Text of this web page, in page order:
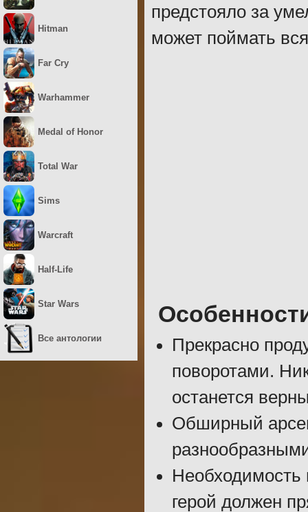
предстояло за
может поймать
Прекрасно
поворотами.
останется
Обширный
Необходимость
герой должен
Hitman
Far Cry
Warhammer
Medal of Honor
Total War
Sims
Warcraft
Half-Life
Star Wars
Все антологии